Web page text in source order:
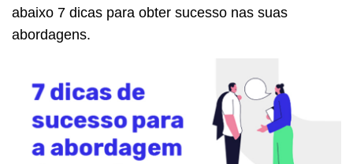
abaixo 7 dicas para obter sucesso nas suas
abordagens.